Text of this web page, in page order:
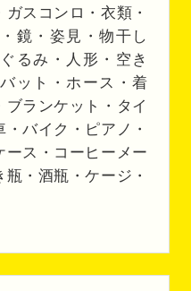
スコンロ・衣類・
鏡・姿見・物干し
るみ・人形・空き
ット・ホース・着
ランケット・タイ
バイク・ピアノ・
ース・コーヒーメー
・酒瓶・ケージ・